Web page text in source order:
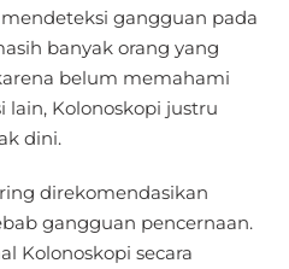
gangguan pada
banyak orang yang
belum memahami
lain, Kolonoskopi justru
dini.
direkomendasikan
gangguan pencernaan.
Kolonoskopi secara